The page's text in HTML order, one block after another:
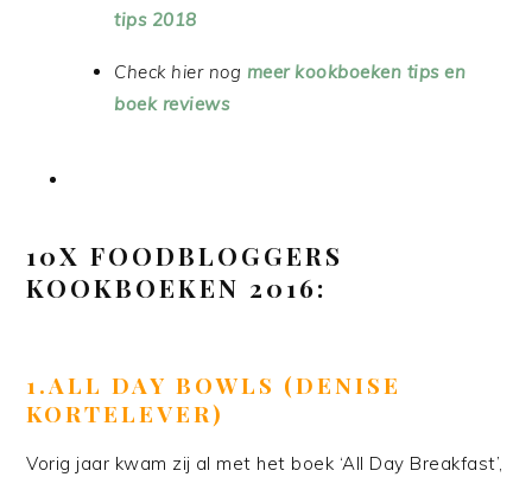
tips 2018
Check hier nog meer kookboeken tips en
boek reviews
10X FOODBLOGGERS
KOOKBOEKEN 2016:
1.ALL DAY BOWLS (DENISE
KORTELEVER)
Vorig jaar kwam zij al met het boek ‘All Day Breakfast’,